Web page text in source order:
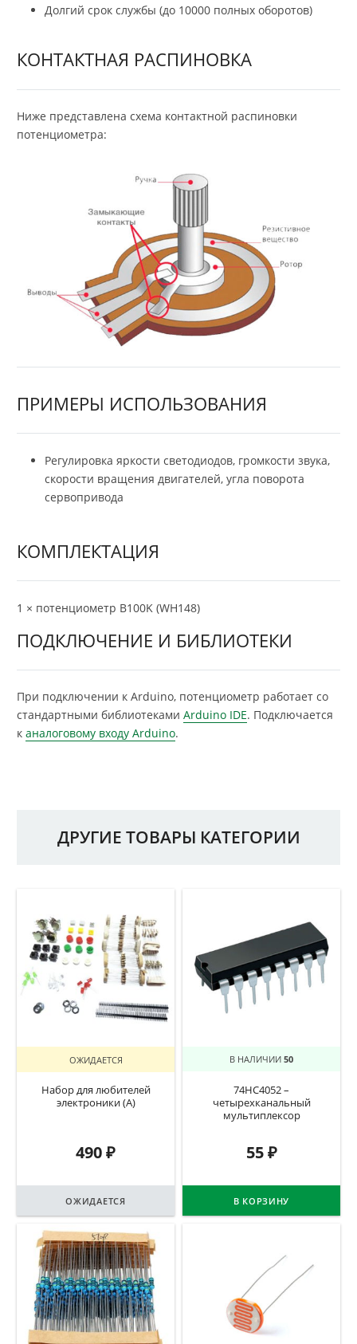
Долгий срок службы (до 10000 полных оборотов)
КОНТАКТНАЯ РАСПИНОВКА
Ниже представлена схема контактной распиновки
потенциометра:
ПРИМЕРЫ ИСПОЛЬЗОВАНИЯ
Регулировка яркости светодиодов, громкости звука,
скорости вращения двигателей, угла поворота
сервопривода
КОМПЛЕКТАЦИЯ
1 × потенциометр B100K (WH148)
ПОДКЛЮЧЕНИЕ И БИБЛИОТЕКИ
При подключении к Arduino, потенциометр работает со
стандартными библиотеками Arduino IDE. Подключается
к аналоговому входу Arduino.
ДРУГИЕ ТОВАРЫ КАТЕГОРИИ
ОЖИДАЕТСЯ
Набор для любителей
электроники (А)
490₽
ОЖИДАЕТСЯ
В НАЛИЧИИ 50
74HC4052 –
четырехканальный
мультиплексор
55₽
В КОРЗИНУ